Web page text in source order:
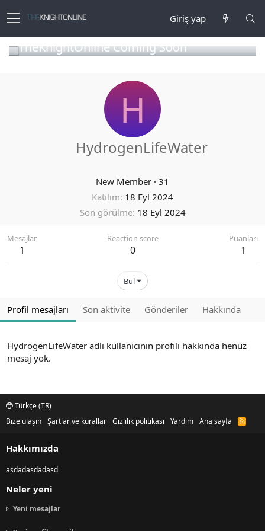
Giriş yap
TheKnightOnline Coming Soon
H
HydrogenLifeWater
New Member · 31
Katılım 18 Eyl 2024
Son görülme 18 Eyl 2024
Mesajlar
1
Reaction score
0
Puanları
1
Bul
Profil mesajları Son aktivite Gönderiler Hakkında
HydrogenLifeWater adlı kullanıcının profili hakkında henüz
mesaj yok.
Türkçe (TR)
Bize ulaşın Şartlar ve kurallar Gizlilik politikası Yardım Ana sayfa
R
Hakkımızda
asdadasdadasd
Neler yeni
Yeni mesajlar